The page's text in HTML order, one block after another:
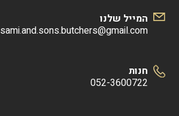
המייל שלנו
sami.and.sons.butchers@gmail.com
חנות
052-3600722